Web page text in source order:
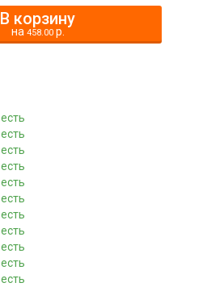
В корзину
на 458.00р.
есть
есть
есть
есть
есть
есть
есть
есть
есть
есть
есть